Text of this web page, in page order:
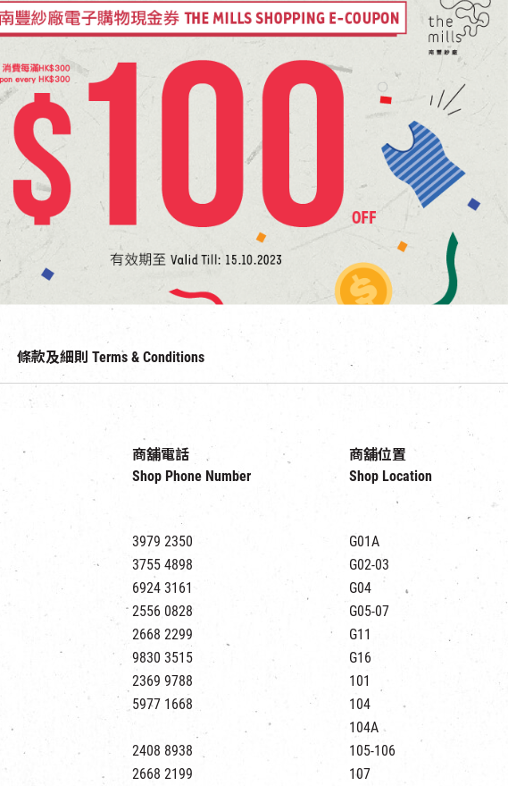
條款及細則 Terms & Conditions
商舖電話
Shop Phone Number
商舖位置
Shop Location
3979 2350
G01A
3755 4898
G02-03
6924 3161
G04
2556 0828
G05-07
2668 2299
G11
9830 3515
G16
2369 9788
101
5977 1668
104
104A
2408 8938
105-106
2668 2199
107